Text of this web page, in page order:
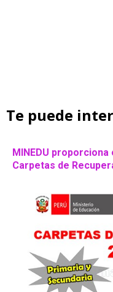
Te puede
MINEDU
Carpetas de